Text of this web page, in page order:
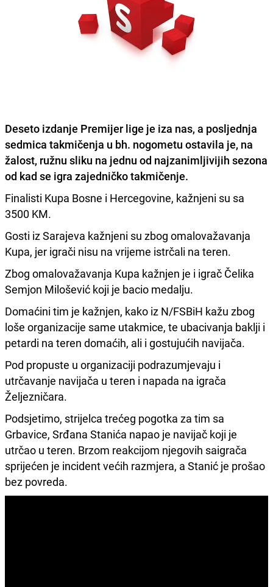
Deseto izdanje Premijer lige je iza nas, a posljednja
sedmica takmičenja u bh. nogometu ostavila je, na
žalost, ružnu sliku na jednu od najzanimljivijih sezona
od kad se igra zajedničko takmičenje.
Finalisti Kupa Bosne i Hercegovine, kažnjeni su sa
3500 KM.
Gosti iz Sarajeva kažnjeni su zbog omalovažavanja
Kupa, jer igrači nisu na vrijeme istrčali na teren.
Zbog omalovažavanja Kupa kažnjen je i igrač Čelika
Semjon Milošević koji je bacio medalju.
Domaćini tim je kažnjen, kako iz N/FSBiH kažu zbog
loše organizacije same utakmice, te ubacivanja baklji i
petardi na teren domaćih, ali i gostujućih navijača.
Pod propuste u organizaciji podrazumjevaju i
utrčavanje navijača u teren i napada na igrača
Željezničara.
Podsjetimo, strijelca trećeg pogotka za tim sa
Grbavice, Srđana Stanića napao je navijač koji je
utrčao u teren. Brzom reakcijom njegovih saigrača
sprijećen je incident većih razmjera, a Stanić je prošao
bez povreda.